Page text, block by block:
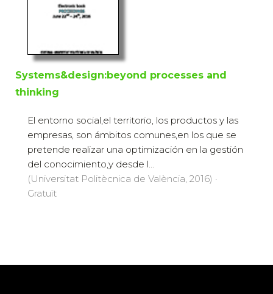
Systems&design:beyond processes and
thinking
El entorno social,el territorio, los productos y las
empresas, son ámbitos comunes,en los que se
pretende realizar una optimización en la gestión
del conocimiento,y desde l...
(Universitat Politècnica de València, 2016) ·
Gratuït